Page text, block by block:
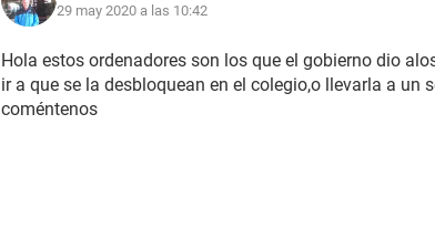
29 may 2020 a las 10:42
Hola estos ordenadores son los que el gobierno dio
ir a que se la desbloquean en el colegio,o llevarla a un
coméntenos